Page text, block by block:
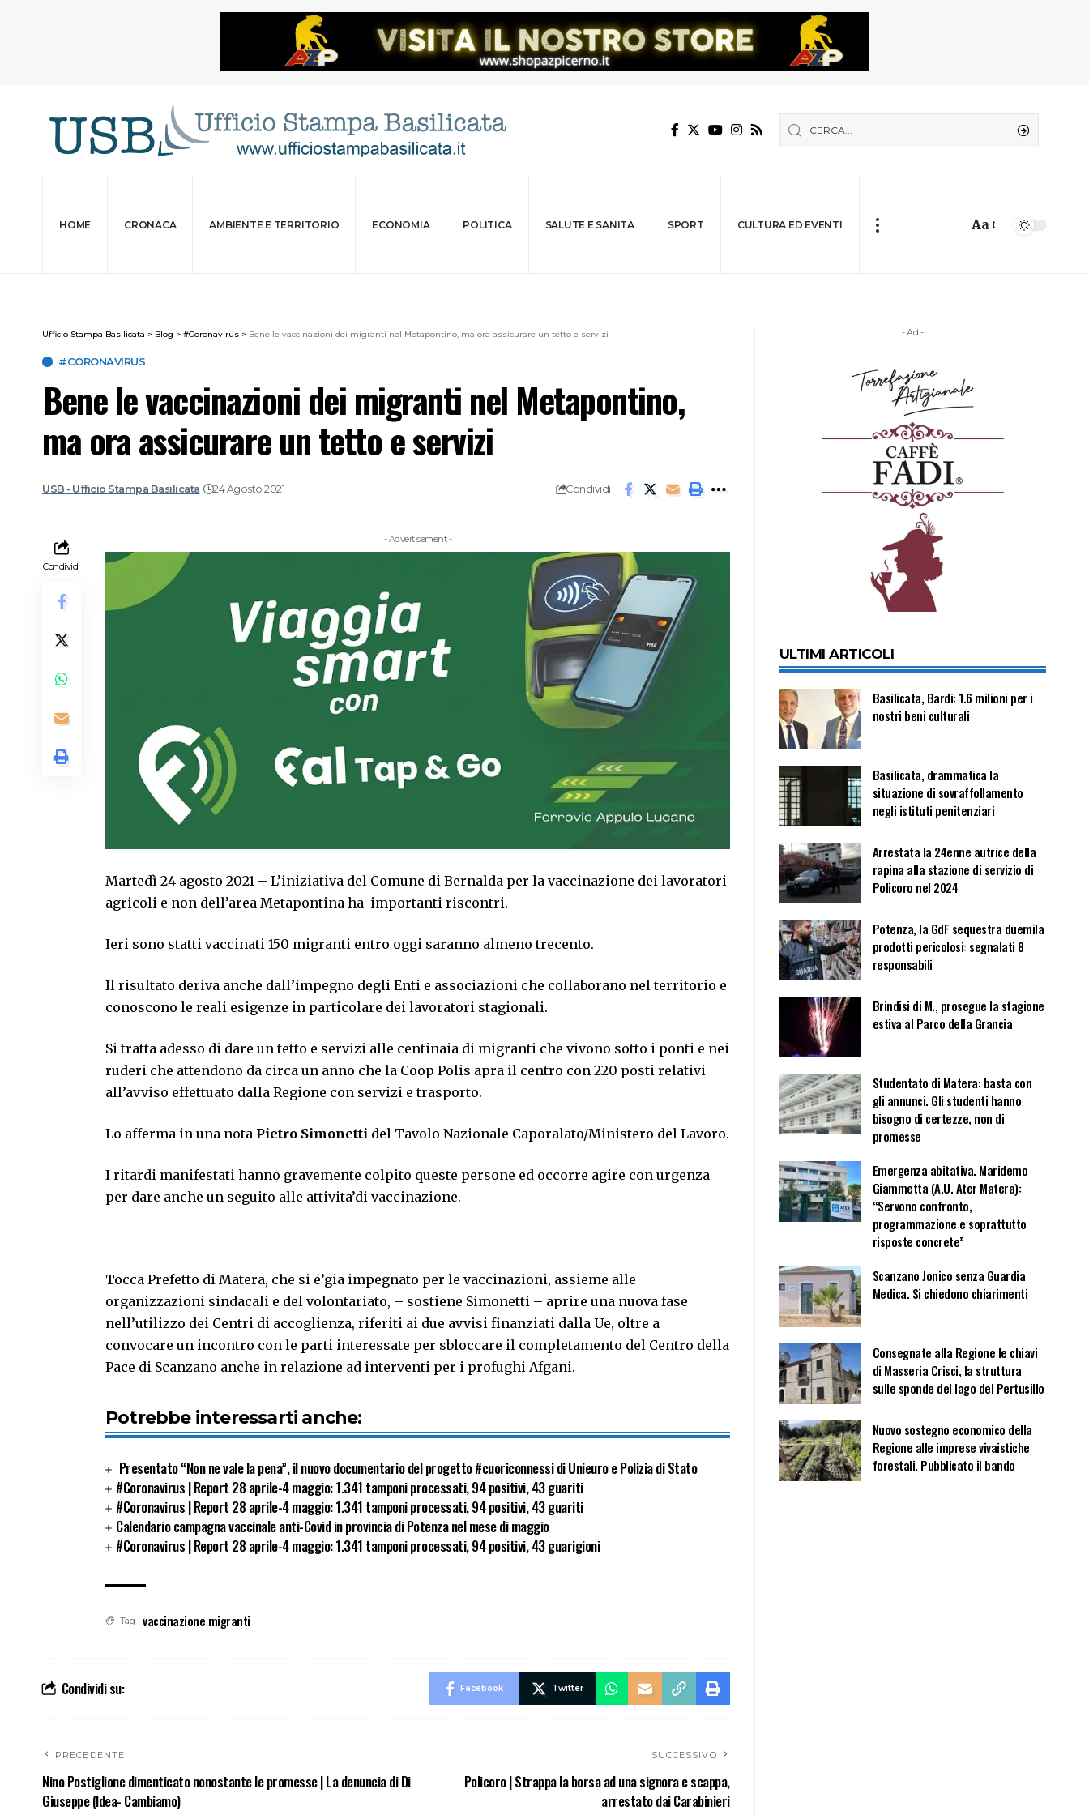
HOME CRONACA AMBIENTE E TERRITORIO ECONOMIA POLITICA SALUTE E SANITÀ SPORT CULTURA ED EVENTI Aa
Ufficio Stampa Basilicata > Blog > #Coronavirus > Bene le vaccinazioni dei migranti nel Metapontino, ma ora assicurare un tetto e servizi
#CORONAVIRUS
Bene le vaccinazioni dei migranti nel Metapontino,
ma ora assicurare un tetto e servizi
USB - Ufficio Stampa Basilicata 24 Agosto 2021 Condividi
Condividi
- Advertisement -
Martedì 24 agosto 2021 – L’iniziativa del Comune di Bernalda per la vaccinazione dei lavoratori
agricoli e non dell’area Metapontina ha importanti riscontri.
Ieri sono statti vaccinati 150 migranti entro oggi saranno almeno trecento.
Il risultato deriva anche dall’impegno degli Enti e associazioni che collaborano nel territorio e
conoscono le reali esigenze in particolare dei lavoratori stagionali.
Si tratta adesso di dare un tetto e servizi alle centinaia di migranti che vivono sotto i ponti e nei
ruderi che attendono da circa un anno che la Coop Polis apra il centro con 220 posti relativi
all’avviso effettuato dalla Regione con servizi e trasporto.
Lo afferma in una nota Pietro Simonetti del Tavolo Nazionale Caporalato/Ministero del Lavoro.
I ritardi manifestati hanno gravemente colpito queste persone ed occorre agire con urgenza
per dare anche un seguito alle attivita’di vaccinazione.
Tocca Prefetto di Matera, che si e’gia impegnato per le vaccinazioni, assieme alle
organizzazioni sindacali e del volontariato, – sostiene Simonetti – aprire una nuova fase
nell’utilizzo dei Centri di accoglienza, riferiti ai due avvisi finanziati dalla Ue, oltre a
convocare un incontro con le parti interessate per sbloccare il completamento del Centro della
Pace di Scanzano anche in relazione ad interventi per i profughi Afgani.
Potrebbe interessarti anche:
Presentato “Non ne vale la pena”, il nuovo documentario del progetto #cuoriconnessi di Unieuro e Polizia di Stato
#Coronavirus | Report 28 aprile-4 maggio: 1.341 tamponi processati, 94 positivi, 43 guariti
#Coronavirus | Report 28 aprile-4 maggio: 1.341 tamponi processati, 94 positivi, 43 guariti
Calendario campagna vaccinale anti-Covid in provincia di Potenza nel mese di maggio
#Coronavirus | Report 28 aprile-4 maggio: 1.341 tamponi processati, 94 positivi, 43 guarigioni
Tag vaccinazione migranti
Condividi su: Facebook Twitter
PRECEDENTE
Nino Postiglione dimenticato nonostante le promesse | La denuncia di Di
Giuseppe (Idea- Cambiamo)
SUCCESSIVO
Policoro | Strappa la borsa ad una signora e scappa,
arrestato dai Carabinieri
- Ad -
ULTIMI ARTICOLI
Basilicata, Bardi: 1.6 milioni per i
nostri beni culturali
Basilicata, drammatica la
situazione di sovraffollamento
negli istituti penitenziari
Arrestata la 24enne autrice della
rapina alla stazione di servizio di
Policoro nel 2024
Potenza, la GdF sequestra duemila
prodotti pericolosi: segnalati 8
responsabili
Brindisi di M., prosegue la stagione
estiva al Parco della Grancia
Studentato di Matera: basta con
gli annunci. Gli studenti hanno
bisogno di certezze, non di
promesse
Emergenza abitativa. Maridemo
Giammetta (A.U. Ater Matera):
“Servono confronto,
programmazione e soprattutto
risposte concrete”
Scanzano Jonico senza Guardia
Medica. Si chiedono chiarimenti
Consegnate alla Regione le chiavi
di Masseria Crisci, la struttura
sulle sponde del lago del Pertusillo
Nuovo sostegno economico della
Regione alle imprese vivaistiche
forestali. Pubblicato il bando